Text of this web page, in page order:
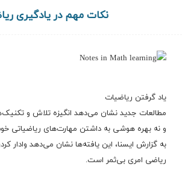
نکات مهم در یادگیری
یاد گرفتن ریاضیات
مطالعات جدید نشان می‌دهد انگیزه تلاش و
و نه بهره هوشی به داشتن مهارت‌های ریاضیاتی
به گزارش ایسنا، این یافته‌ها نشان می‌دهد وادار
ریاضی امری بی‌ثمر است.